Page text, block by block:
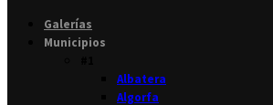
Galerías
Municipios
Albatera
Algorfa